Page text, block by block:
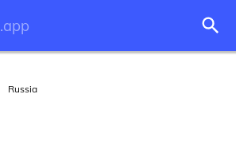
.app
Russia